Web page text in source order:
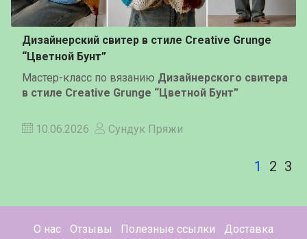
Дизайнерский свитер в стиле Creative Grunge
“Цветной Бунт”
Мастер-класс по вязанию Дизайнерского свитера
в стиле Creative Grunge “Цветной Бунт”
10.06.2026 Сундук Пряжи
1 2 3
О нас Отзывы Полезные ссылки
Доставка